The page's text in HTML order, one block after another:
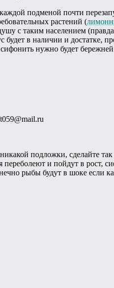
подменой почти
растений (
с таким населением (правда
будет в наличии и достатке,
сифонить нужно будет
подложки, сделайте
переболеют и пойдут в рост,
рыбы будут в шоке если